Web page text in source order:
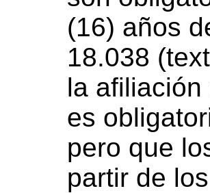
(16) años
18.038
la
es
pero que
partir de